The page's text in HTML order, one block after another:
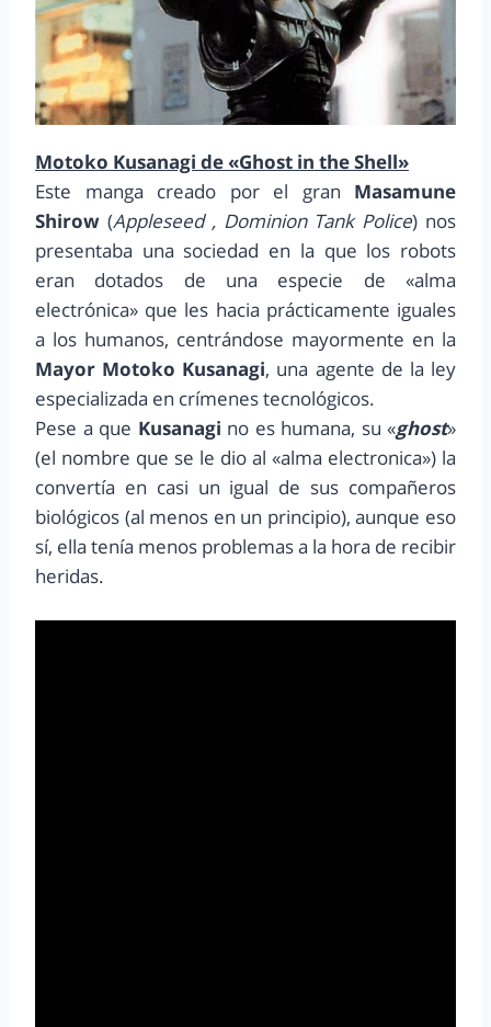
Motoko Kusanagi de «Ghost in the Shell»
Este manga creado por el gran Masamune
Shirow (Appleseed , Dominion Tank Police) nos
presentaba una sociedad en la que los robots
eran dotados de una especie de «alma
electrónica» que les hacia prácticamente iguales
a los humanos, centrándose mayormente en la
Mayor Motoko Kusanagi, una agente de la ley
especializada en crímenes tecnológicos.
Pese a que Kusanagi no es humana, su «ghost»
(el nombre que se le dio al «alma electronica») la
convertía en casi un igual de sus compañeros
biológicos (al menos en un principio), aunque eso
sí, ella tenía menos problemas a la hora de recibir
heridas.